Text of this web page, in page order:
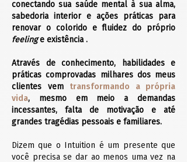
conectando sua saúde mental à sua alma,
sabedoria interior e ações práticas para
renovar o colorido e fluidez do próprio
feelinge existência .
Através de conhecimento, habilidades e
práticas comprovadas milhares dos meus
clientes vem transformando a própria
vida, mesmo em meio a demandas
incessantes, falta de motivação e até
grandes tragédias pessoais e familiares.
Dizem que o Intuition é um presente que
você precisa se dar ao menos uma vez na